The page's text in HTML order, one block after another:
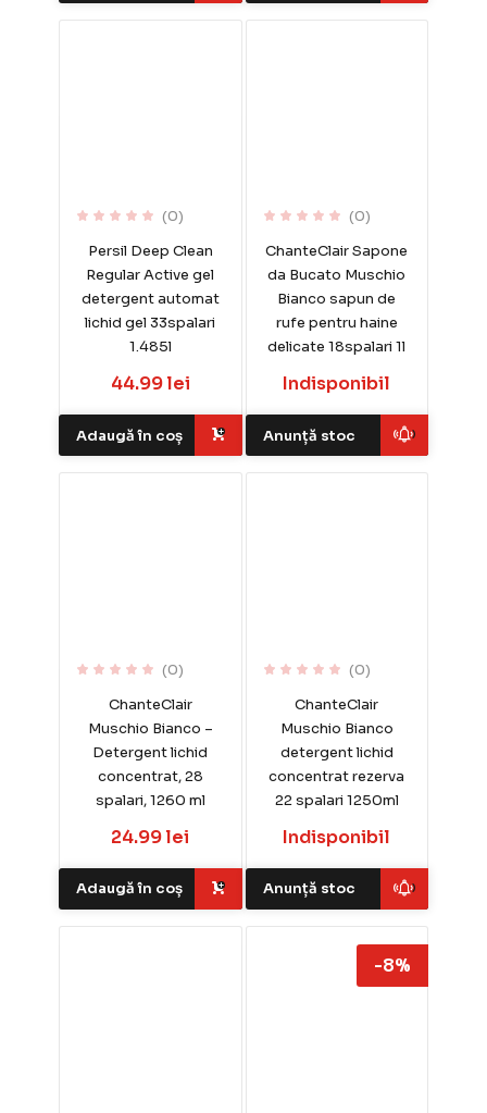
(0)
Persil Deep Clean
Regular Active gel
detergent automat
lichid gel 33spalari
1.485l
44.99 lei
Adaugă în coș
(0)
ChanteClair Sapone
da Bucato Muschio
Bianco sapun de
rufe pentru haine
delicate 18spalari 1l
Indisponibil
Anunță stoc
(0)
ChanteClair
Muschio Bianco –
Detergent lichid
concentrat, 28
spalari, 1260 ml
24.99 lei
Adaugă în coș
(0)
ChanteClair
Muschio Bianco
detergent lichid
concentrat rezerva
22 spalari 1250ml
Indisponibil
Anunță stoc
-8%